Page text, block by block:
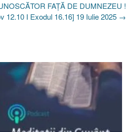
FAȚĂ DE DUMNEZEU !
12.10 I Exodul 16.16] 19 Iulie 2025 →